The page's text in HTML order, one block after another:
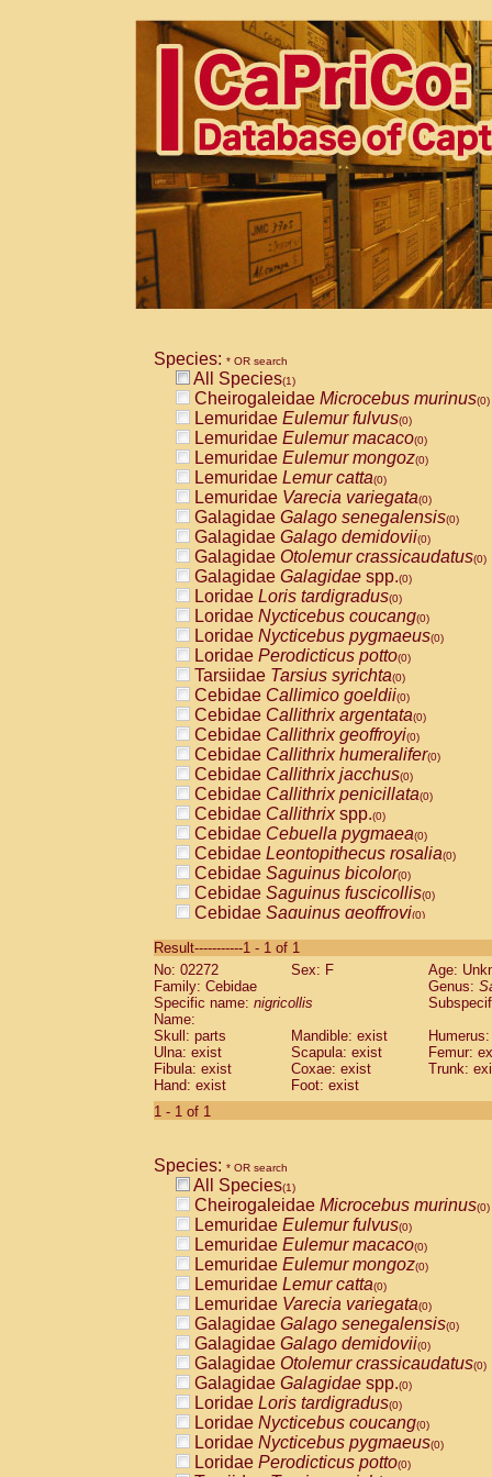
Species: * OR search
All Species(1)
Cheirogaleidae Microcebus murinus(0)
Lemuridae Eulemur fulvus(0)
Lemuridae Eulemur macaco(0)
Lemuridae Eulemur mongoz(0)
Lemuridae Lemur catta(0)
Lemuridae Varecia variegata(0)
Galagidae Galago senegalensis(0)
Galagidae Galago demidovii(0)
Galagidae Otolemur crassicaudatus(0)
Galagidae Galagidae spp.(0)
Loridae Loris tardigradus(0)
Loridae Nycticebus coucang(0)
Loridae Nycticebus pygmaeus(0)
Loridae Perodicticus potto(0)
Tarsiidae Tarsius syrichta(0)
Cebidae Callimico goeldii(0)
Cebidae Callithrix argentata(0)
Cebidae Callithrix geoffroyi(0)
Cebidae Callithrix humeralifer(0)
Cebidae Callithrix jacchus(0)
Cebidae Callithrix penicillata(0)
Cebidae Callithrixspp.(0)
Cebidae Cebuella pygmaea(0)
Cebidae Leontopithecus rosalia(0)
Cebidae Saguinus bicolor(0)
Cebidae Saguinus fuscicollis(0)
Cebidae Saguinus geoffroyi(0)
CebidaeSaguinus labiatus(0)
Cebidae Saguinus leucopus (0)
Cebidae
CebidaeSaguinus mystax
Cebidae Saguinus nigricollis (1)
Cebidae Saguinus oedipus
Cebidae Saguinus weddelli
Cebidae Saguinusspp.
Cebidae
CebidaeCebus capucinus
CebidaeCebus nigrivittatus
CebidaeCebus spp.(0)
CebidaeSaimiri boliviensis(0)
CebidaeSaimiri sciureus(0)
AtelidaeAlouatta caraya(0)
AtelidaeAlouatta fusca(0)
AtelidaeAlouatta seniculus(0)
AtelidaeAlouattaspp.(0)
AtelidaeAteles belzebuth(0)
AtelidaeAteles geoffroyi(0)
AtelidaeAteles paniscus(0)
AtelidaeAtelesspp.(0)
AtelidaeLagothrix lagothricha(0)
AtelidaeLagothrix lagothricha cana
PitheciidaeCacajao calvus
Result-----------1 - 1 of 1
No: 02272
Sex: F
Age:
Family: Cebidae
Genus:
Specific name: nigricollis
Name:
Skull: parts
Mandible: exist
Ulna: exist
Scapula: exist
Femur:
Fibula: exist
Coxae: exist
Trunk:
Hand: exist
Foot: exist
1 - 1 of 1
Species: * OR search
All Species(1)
Cheirogaleidae Microcebus murinus(0)
Lemuridae Eulemur fulvus(0)
Lemuridae Eulemur macaco(0)
Lemuridae Eulemur mongoz(0)
Lemuridae Lemur catta(0)
Lemuridae Varecia variegata(0)
Galagidae Galago senegalensis(0)
Galagidae Galago demidovii(0)
Galagidae Otolemur crassicaudatus(0)
Galagidae Galagidae spp.(0)
Loridae Loris tardigradus(0)
Loridae Nycticebus coucang(0)
Loridae Nycticebus pygmaeus(0)
Loridae Perodicticus potto(0)